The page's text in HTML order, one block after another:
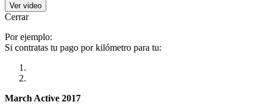
Ver video
Cerrar
Por ejemplo:
Si contratas tu pago por kilómetro para tu:
March Active 2017